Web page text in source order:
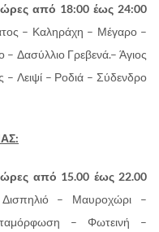
ώρες από 18:00 έως 24:00
– Καληράχη – Μέγαρο –
Δασύλλιο Γρεβενά.– Άγιος
– Λειψί – Ροδιά – Σύδενδρο
ώρες από 15.00 έως 22.00
– Μαυροχώρι –
– Φωτεινή –